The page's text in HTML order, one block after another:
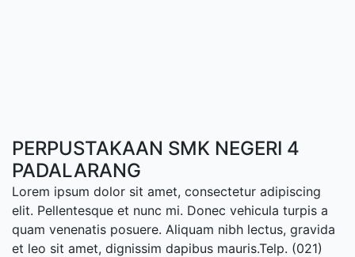
PERPUSTAKAAN SMK NEGERI 4
PADALARANG
Lorem ipsum dolor sit amet, consectetur adipiscing
elit. Pellentesque et nunc mi. Donec vehicula turpis a
quam venenatis posuere. Aliquam nibh lectus, gravida
et leo sit amet, dignissim dapibus mauris.Telp. (021)